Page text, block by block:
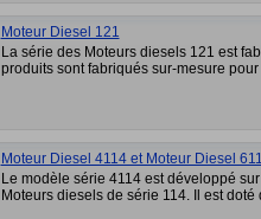
Moteur Diesel 121
La série des Moteurs diesels 121 est
produits sont fabriqués sur-mesure
Moteur Diesel 4114 et Moteur Diesel
Le modèle série 4114 est développé
Moteurs diesels de série 114. Il est